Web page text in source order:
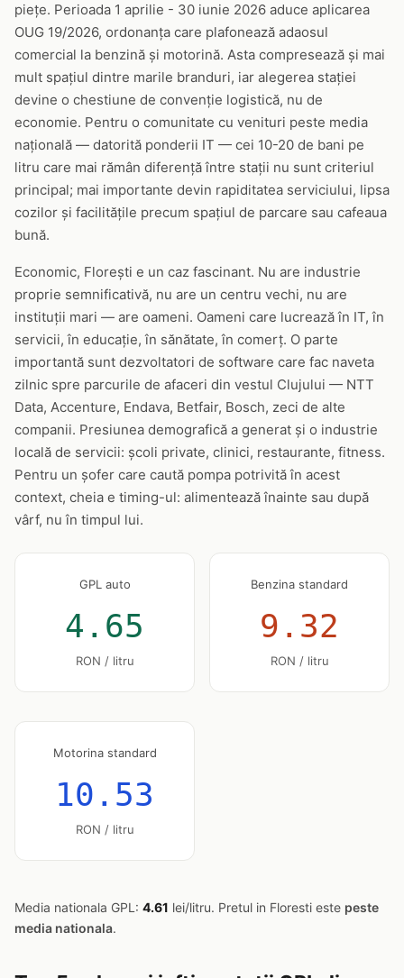
piețe. Perioada 1 aprilie - 30 iunie 2026 aduce aplicarea
OUG 19/2026, ordonanța care plafonează adaosul
comercial la benzină și motorină. Asta compresează și mai
mult spațiul dintre marile branduri, iar alegerea stației
devine o chestiune de convenție logistică, nu de
economie. Pentru o comunitate cu venituri peste media
națională — datorită ponderii IT — cei 10-20 de bani pe
litru care mai rămân diferență între stații nu sunt criteriul
principal; mai importante devin rapiditatea serviciului, lipsa
cozilor și facilitățile precum spațiul de parcare sau cafeaua
bună.
Economic, Florești e un caz fascinant. Nu are industrie
proprie semnificativă, nu are un centru vechi, nu are
instituții mari — are oameni. Oameni care lucrează în IT, în
servicii, în educație, în sănătate, în comerț. O parte
importantă sunt dezvoltatori de software care fac naveta
zilnic spre parcurile de afaceri din vestul Clujului — NTT
Data, Accenture, Endava, Betfair, Bosch, zeci de alte
companii. Presiunea demografică a generat și o industrie
locală de servicii: școli private, clinici, restaurante, fitness.
Pentru un șofer care caută pompa potrivită în acest
context, cheia e timing-ul: alimentează înainte sau după
vârf, nu în timpul lui.
GPL auto
4.65
RON / litru
Benzina standard
9.32
RON / litru
Motorina standard
10.53
RON / litru
Media nationala GPL: 4.61 lei/litru. Pretul in Floresti este peste
media nationala.